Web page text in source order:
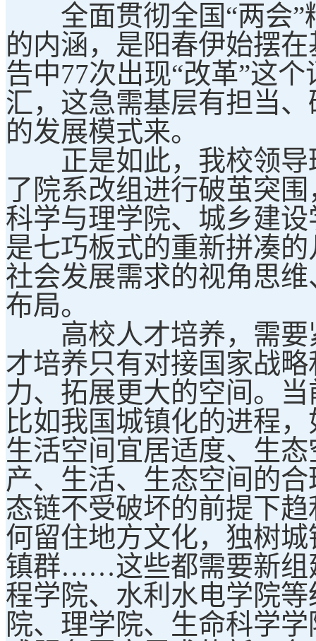
全面贯彻全国“两会”
的内涵，是阳春伊始摆
告中77次出现“改革”这
汇，这急需基层有担当
的发展模式来。
正是如此，我校领导
了院系改组进行破茧突
科学与理学院、城乡建
是七巧板式的重新拼凑
社会发展需求的视角思
布局。
高校人才培养，需要
才培养只有对接国家战
力、拓展更大的空间。
比如我国城镇化的进程
生活空间宜居适度、生
产、生活、生态空间的
态链不受破坏的前提下
何留住地方文化，独树
镇群……这些都需要新组
程学院、水利水电学院
院、理学院、生命科学